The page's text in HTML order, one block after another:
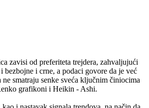
zavisi od preferiteta trejdera, zahvaljujući
i crne, a podaci govore da je već
smatraju senke sveća ključnim činiocima
grafikoni i Heikin - Ashi.